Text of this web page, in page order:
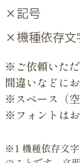
×記号
×機種依存
※ご依頼いた
間違いなどに
※スペース（空
※フォントは
※1 機種依存文